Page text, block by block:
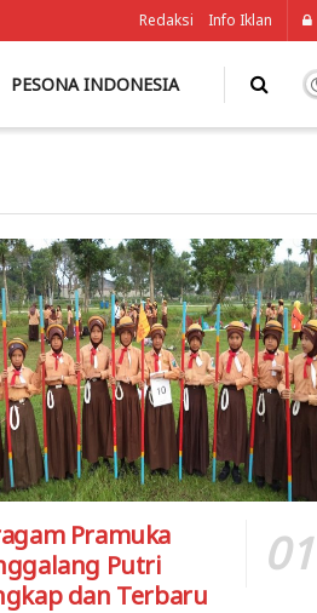
Redaksi Info Iklan
PESONA INDONESIA
Pramuka
Putri
dan Terbaru